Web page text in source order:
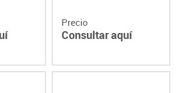
Precio
Consultar aquí